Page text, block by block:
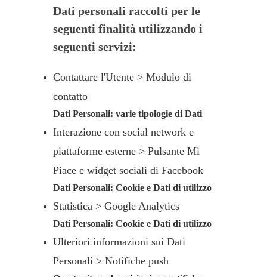
Dati personali raccolti per le
seguenti finalità utilizzando i
seguenti servizi:
Contattare l'Utente > Modulo di
contatto
Dati Personali: varie tipologie di Dati
Interazione con social network e
piattaforme esterne > Pulsante Mi
Piace e widget sociali di Facebook
Dati Personali: Cookie e Dati di utilizzo
Statistica > Google Analytics
Dati Personali: Cookie e Dati di utilizzo
Ulteriori informazioni sui Dati
Personali > Notifiche push